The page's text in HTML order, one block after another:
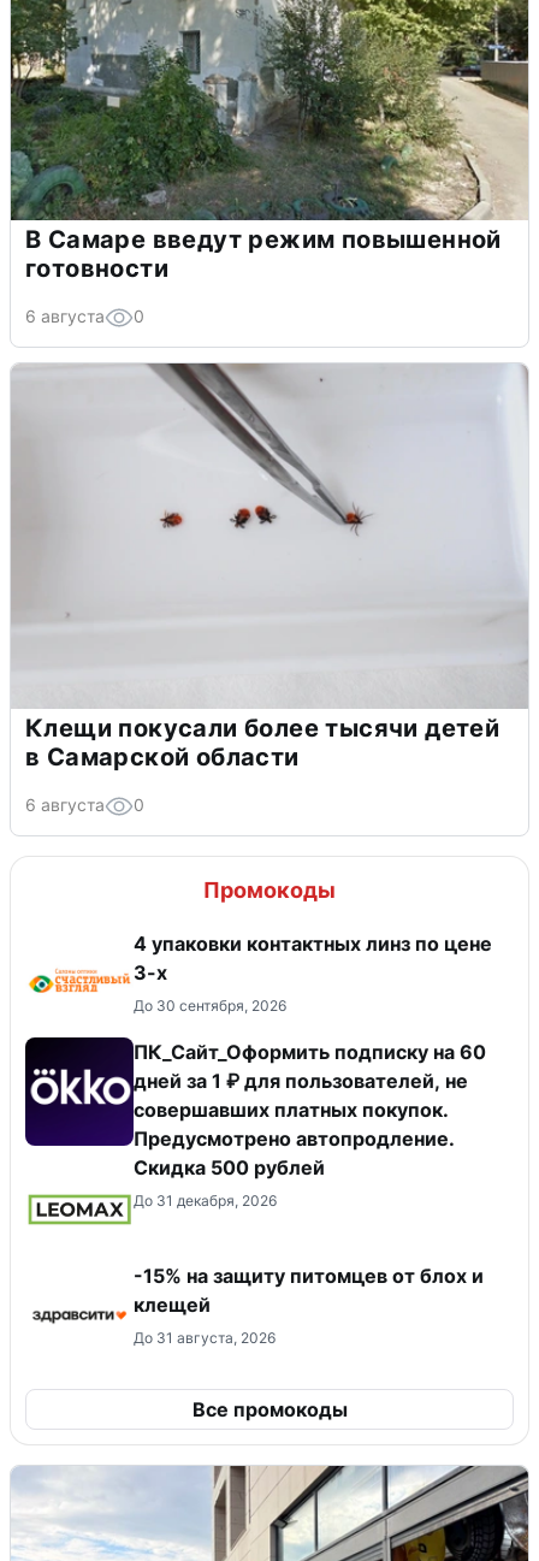
В Самаре введут режим повышенной
готовности
6 августа 0
Клещи покусали более тысячи детей
в Самарской области
6 августа 0
Промокоды
4 упаковки контактных линз по цене
3-х
До 30 сентября, 2026
ПК_Сайт_Оформить подписку на 60
дней за 1 ₽ для пользователей, не
совершавших платных покупок.
Предусмотрено автопродление.
Скидка 500 рублей
До 31 декабря, 2026
-15% на защиту питомцев от блох и
клещей
До 31 августа, 2026
Все промокоды